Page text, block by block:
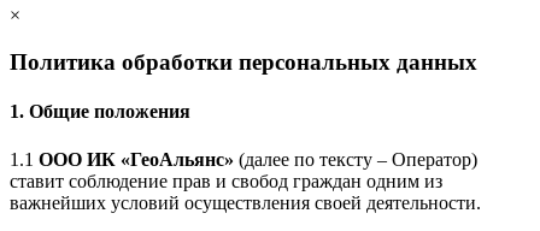
×
Политика обработки персональных данных
1. Общие положения
1.1 ООО ИК «ГеоАльянс» (далее по тексту – Оператор)
ставит соблюдение прав и свобод граждан одним из
важнейших условий осуществления своей деятельности.